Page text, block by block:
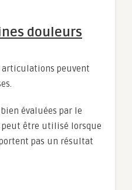
douleurs
articulations peuvent
évaluées par le
peut être utilisé lorsque
pas un résultat